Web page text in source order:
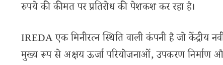
रुपये की कीमत पर प्रतिरोध की पेशकश कर रहा है।
IREDA एक मिनीरत्न स्थिति वाली कंपनी है जो केंद्रीय
मुख्य रूप से अक्षय ऊर्जा परियोजनाओं, उपकरण निर्माण